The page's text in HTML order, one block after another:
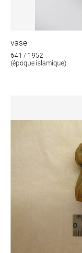
vase
641 / 1952
(époque islamique)